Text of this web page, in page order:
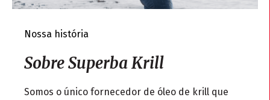
Nossa história
Sobre Superba Krill
Somos o único fornecedor de óleo de krill que